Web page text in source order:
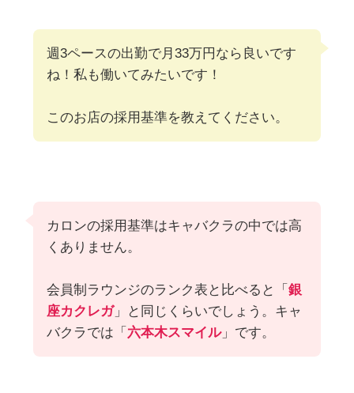
週3ペースの出勤で月33万円なら良いです
ね！私も働いてみたいです！
このお店の採用基準を教えてください。
カロンの採用基準はキャバクラの中では高
くありません。
会員制ラウンジのランク表と比べると「 銀
座カクレガ」と同じくらいでしょう。キャ
バクラでは「 六本木スマイル」です。